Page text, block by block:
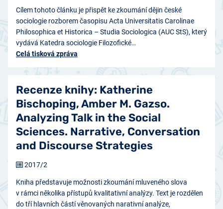
Cílem tohoto článku je přispět ke zkoumání dějin české
sociologie rozborem časopisu Acta Universitatis Carolinae
Philosophica et Historica – Studia Sociologica (AUC StS), který
vydává Katedra sociologie Filozofické…
Celá tisková zpráva
Recenze knihy: Katherine
Bischoping, Amber M. Gazso.
Analyzing Talk in the Social
Sciences. Narrative, Conversation
and Discourse Strategies
Kniha představuje možnosti zkoumání mluveného slova
v rámci několika přístupů kvalitativní analýzy. Text je rozdělen
do tří hlavních částí věnovaných narativní analýze,
2017/2